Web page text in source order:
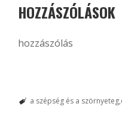
HOZZÁSZÓLÁSOK
hozzászólás
a szépség és a szörnyeteg